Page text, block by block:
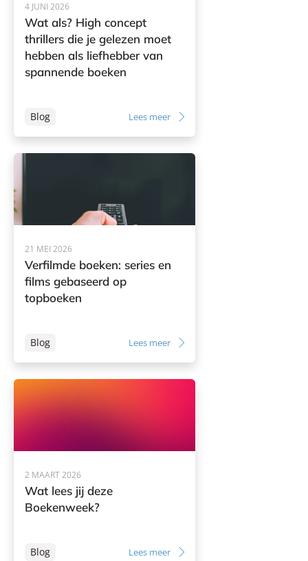
4 JUNI 2026
Wat als? High concept
thrillers die je gelezen moet
hebben als liefhebber van
spannende boeken
Blog Lees meer
21 MEI 2026
Verfilmde boeken: series en
films gebaseerd op
topboeken
Blog Lees meer
2 MAART 2026
Wat lees jij deze
Boekenweek?
Blog Lees meer